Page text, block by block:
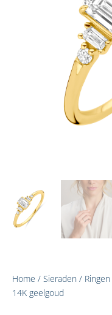
Home / Sieraden / Ringen
14K geelgoud